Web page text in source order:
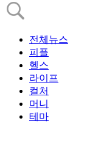
전체뉴스
피플
헬스
라이프
컬처
머니
테마